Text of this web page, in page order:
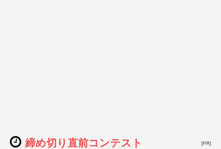
締め切り直前コンテスト [PR]